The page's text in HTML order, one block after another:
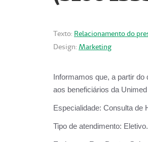
Texto: Relacionamento do
Design: Marketing
Informamos que, a partir do
aos beneficiários da
Especialidade: Consulta de
Tipo de atendimento: Eletivo.